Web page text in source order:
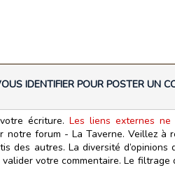
IDENTIFIER POUR POSTER UN
écriture.Les liens externes
notre forum - La Taverne. Veillez
des autres. La diversité
valider votre commentaire. Le